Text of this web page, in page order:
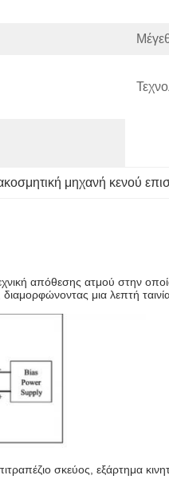
μηχανή κενού
απόθεσης ατμού στην
μια λεπτή ταινία.
σκεύος, εξάρτημα